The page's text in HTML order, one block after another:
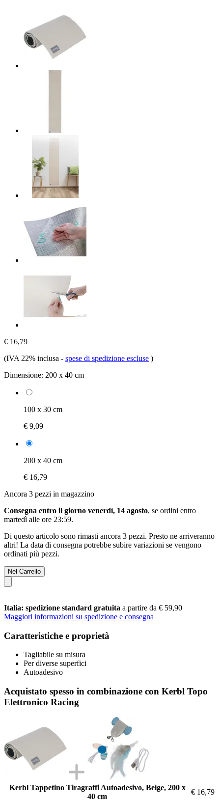
€ 16,79
(IVA 22% inclusa - spese di spedizione escluse )
Dimensione: 200 x 40 cm
100 x 30 cm
€ 9,09
200 x 40 cm
€ 16,79
Ancora 3 pezzi in magazzino
Consegna entro il giorno venerdì, 14 agosto, se ordini entro
martedì alle ore 23:59.
Di questo articolo sono rimasti ancora 3 pezzi. Presto ne arriveranno
altri! La data di consegna potrebbe subire variazioni se vengono
ordinati più pezzi.
Nel Carrello
Italia: spedizione standard gratuita a partire da € 59,90
Maggiori informazioni su spedizione e consegna
Caratteristiche e proprietà
Tagliabile su misura
Per diverse superfici
Autoadesivo
Acquistato spesso in combinazione con Kerbl Topo
Elettronico Racing
Kerbl Tappetino Tiragraffi Autoadesivo, Beige, 200 x
40 cm
€ 16,79